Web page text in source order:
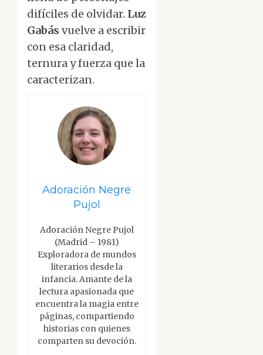
difíciles de olvidar. Luz
Gabás vuelve a escribir
con esa claridad,
ternura y fuerza que la
caracterizan.
Adoración Negre
Pujol
Adoración Negre Pujol
(Madrid – 1981)
Exploradora de mundos
literarios desde la
infancia. Amante de la
lectura apasionada que
encuentra la magia entre
páginas, compartiendo
historias con quienes
comparten su devoción.